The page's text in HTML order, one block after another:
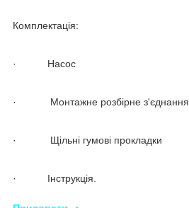
Комплектація:
· Насос
· Монтажне розбірне з'єднання
· Щільні гумові прокладки
· Інструкція.